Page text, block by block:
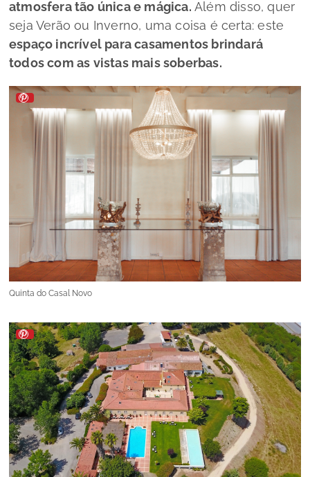
atmosfera tão única e mágica. Além disso, quer
seja Verão ou Inverno, uma coisa é certa: este
espaço incrível para casamentos brindará
todos com as vistas mais soberbas.
Quinta do Casal Novo